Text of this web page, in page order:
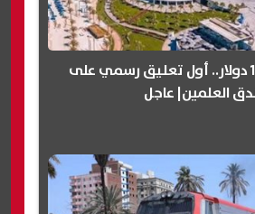
بعد أزمة الـ 1000 دولار.. أول تعليق رسمي على
العلمين| عاجل